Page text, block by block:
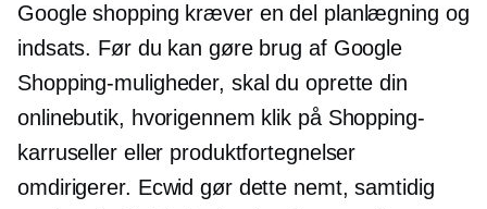
Google shopping kræver en del planlægning og
indsats. Før du kan gøre brug af Google
Shopping-muligheder, skal du oprette din
onlinebutik, hvorigennem klik på Shopping-
karruseller eller produktfortegnelser
omdirigerer. Ecwid gør dette nemt, samtidig